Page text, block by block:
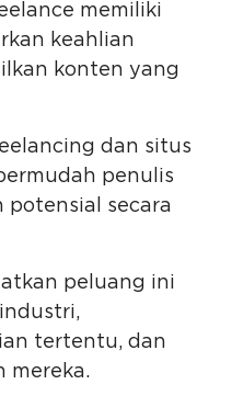
memiliki
keahlian
konten yang
dan situs
penulis
potensial secara
peluang ini
tertentu, dan
mereka.